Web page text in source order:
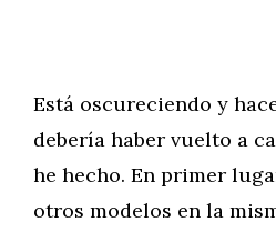
Está oscureciendo y
debería haber vuelto a
he hecho. En primer
otros modelos en la